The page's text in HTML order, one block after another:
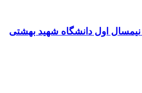
اول دانشگاه شهید بهشتی